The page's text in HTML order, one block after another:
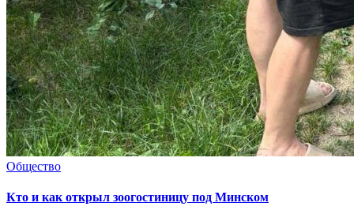
Общество
Кто и как открыл зоогостиницу под Минском